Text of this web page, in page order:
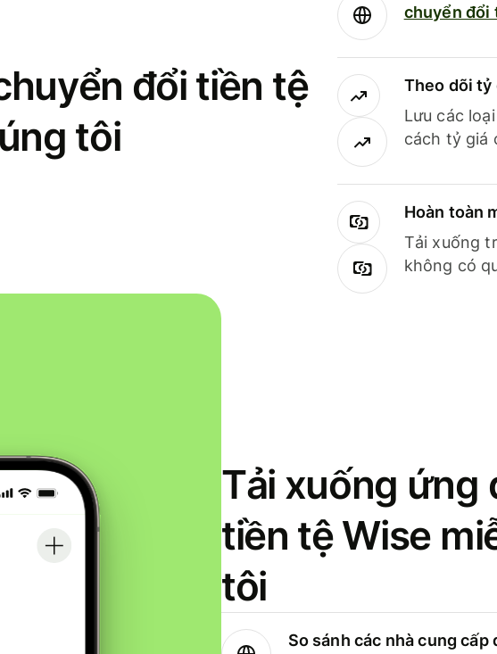
đổi tiền tệ
tôi
chuyển đổi
Theo dõi
Lưu các
cách tỷ giá
Hoàn toàn
Tải xuống
không có
Tải xuống ứng
tiền tệ Wise
tôi
So sánh các nhà cung